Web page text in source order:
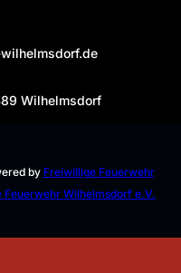
Wilhelmsdorf
by Freiwillige Feuerwehr
Feuerwehr Wilhelmsdorf e.V.